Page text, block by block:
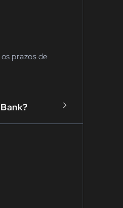
prazos de